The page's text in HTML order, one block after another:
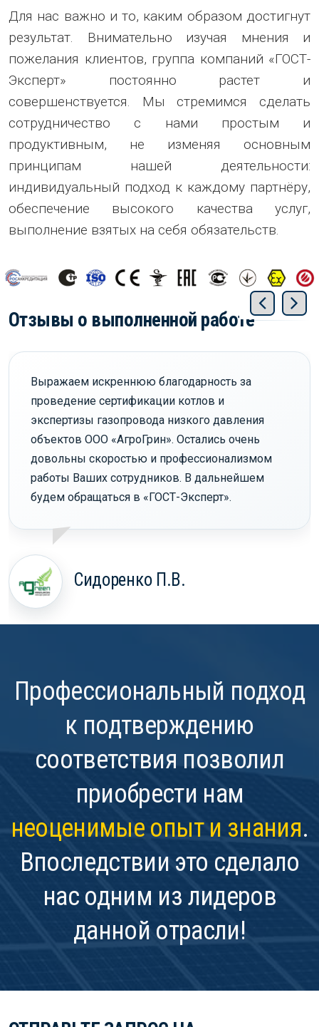
Для нас важно и то, каким образом достигнут
результат. Внимательно изучая мнения и
пожелания клиентов, группа компаний «ГОСТ-
Эксперт» постоянно растет и
совершенствуется. Мы стремимся сделать
сотрудничество с нами простым и
продуктивным, не изменяя основным
принципам нашей деятельности:
индивидуальный подход к каждому партнёру,
обеспечение высокого качества услуг,
выполнение взятых на себя обязательств.
Отзывы о выполненной работе
Выражаем искреннюю благодарность за
проведение сертификации котлов и
экспертизы газопровода низкого давления
объектов ООО «АгроГрин». Остались очень
довольны скоростью и профессионализмом
работы Ваших сотрудников. В дальнейшем
будем обращаться в «ГОСТ-Эксперт».
Сидоренко П.В.
Профессиональный подход
к подтверждению
соответствия позволил
приобрести нам
неоценимые опыт и знания.
Впоследствии это сделало
нас одним из лидеров
данной отрасли!